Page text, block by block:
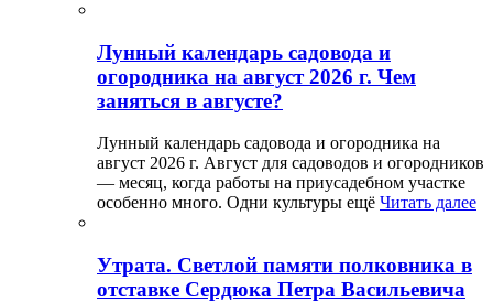
Лунный календарь садовода и
огородника на август 2026 г. Чем
заняться в августе?
Лунный календарь садовода и огородника на
август 2026 г. Август для садоводов и огородников
— месяц, когда работы на приусадебном участке
особенно много. Одни культуры ещё Читать далее
Утрата. Светлой памяти полковника в
отставке Сердюка Петра Васильевича